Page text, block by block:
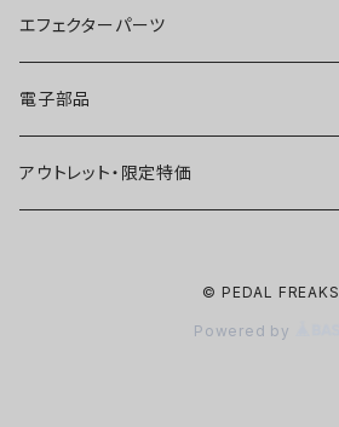
ファズ
プリアンプ
空間系
ディストーション
ファズ
空間系
オーバードライブ
ディストーション
ファズ
オーバードライブ
ディストーション
ファズ
エフェクターパーツ
スイッチ
ジャック
電子部品
IC
アウトレット・限定特価
© PEDAL FREAKS
Powered by